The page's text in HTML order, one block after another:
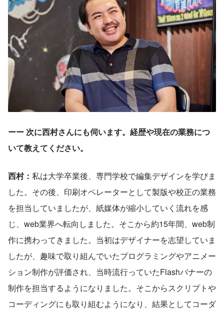
ーー 次に西村さんにも伺います。経歴や現在の業務につ
いて教えてください。
西村： 私は大学卒業後、専門学校で編集デザインを学びま
した。その後、印刷オペレーターとして製版や校正の業務
を担当していましたが、紙媒体が縮小していく流れを感
じ、web業界へ転向しました。そこから約15年間、web制
作に携わってきました。当初はデザイナーを志望していま
したが、趣味で取り組んでいたプログラミングやアニメー
ション制作が評価され、当時流行っていたFlashバナーの
制作を担当するようになりました。そこからスクリプトや
コーディングにも取り組むようになり、結果としてコーダ